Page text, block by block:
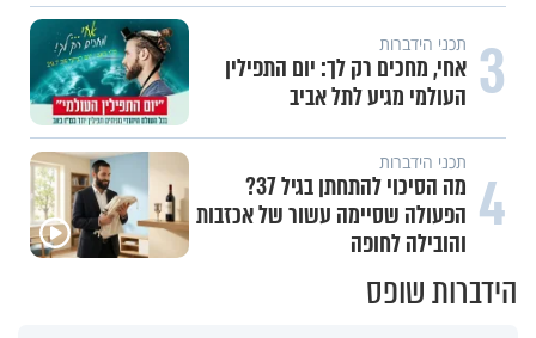
3 תכני הידברות
אחי, מחכים רק לך: יום התפילין
העולמי מגיע לתל אביב
4 תכני הידברות
מה הסיכוי להתחתן בגיל 37?
הפעולה שסיימה עשור של אכזבות
והובילה לחופה
הידברות שופס